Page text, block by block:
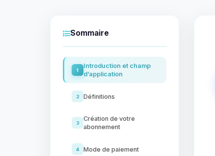
Sommaire
1
Introduction et champ
d’application
2 Définitions
3
Création de votre
abonnement
4 Mode de paiement